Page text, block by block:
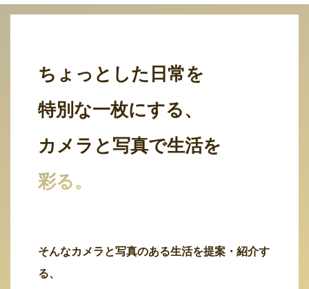
ちょっとした日常を
特別な一枚にする、
カメラと写真で生活を
彩る。
そんなカメラと写真のある生活を提案・紹介す
る、